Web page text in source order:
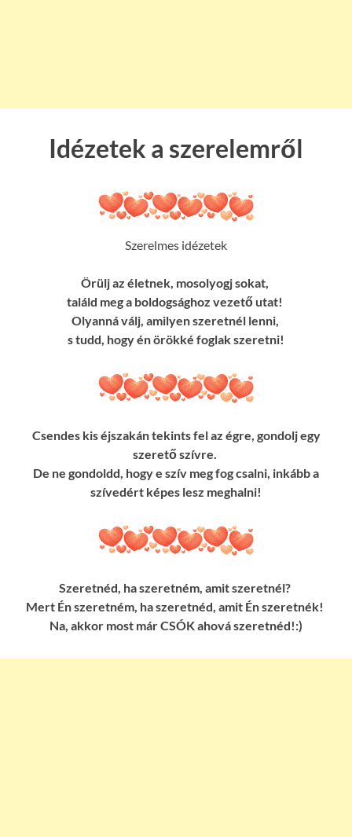
Idézetek a szerelemről
Szerelmes idézetek
Örülj az életnek, mosolyogj sokat,
találd meg a boldogsághoz vezető utat!
Olyanná válj, amilyen szeretnél lenni,
s tudd, hogy én örökké foglak szeretni!
Csendes kis éjszakán tekints fel az égre, gondolj egy
szerető szívre.
De ne gondoldd, hogy e szív meg fog csalni, inkább a
szívedért képes lesz meghalni!
Szeretnéd, ha szeretném, amit szeretnél?
Mert Én szeretném, ha szeretnéd, amit Én szeretnék!
Na, akkor most már CSÓK ahová szeretnéd!:)